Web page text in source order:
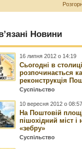
Новини
16 липня 2012 о 14:19
Сьогодні в столиці
розпочинається
реконструкція
Суспільство
10 вересня 2012 о 08:57
На Поштовій
пішохідний міст
«зебру»
Суспільство